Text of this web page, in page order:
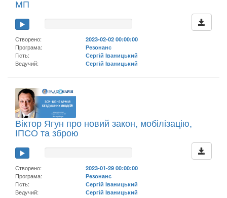
МП
Створено:
2023-02-02 00:00:00
Програма:
Резонанс
Гість:
Сергій Іваницький
Ведучий:
Сергій Іваницький
Віктор Ягун про новий закон, мобілізацію,
ІПСО та зброю
Створено:
2023-01-29 00:00:00
Програма:
Резонанс
Гість:
Сергій Іваницький
Ведучий:
Сергій Іваницький